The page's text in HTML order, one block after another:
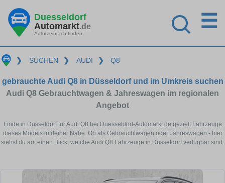
Duesseldorf
Automarkt.de
Autos einfach finden
☰
❯ SUCHEN ❯ AUDI ❯ Q8
gebrauchte Audi Q8 in Düsseldorf und im Umkreis suchen
Audi Q8 Gebrauchtwagen & Jahreswagen im regionalen
Angebot
Finde in Düsseldorf für Audi Q8 bei Duesseldorf-Automarkt.de gezielt Fahrzeuge
dieses Models in deiner Nähe. Ob als Gebrauchtwagen oder Jahreswagen - hier
siehst du auf einen Blick, welche Audi Q8 Fahrzeuge in Düsseldorf verfügbar sind.